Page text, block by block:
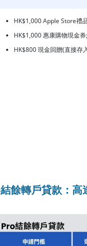
HK$1,000 Apple Store禮
HK$1,000 惠康購物現金
HK$800 現金回贈(直接存
餘轉戶貸款：高